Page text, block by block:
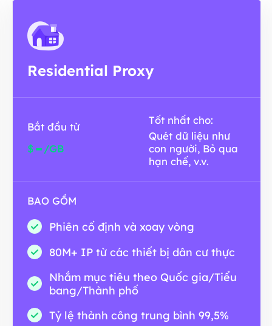
Residential Proxy
Bắt đầu từ
$- /GB
Tốt nhất cho:
Quét dữ liệu như
con người, Bỏ qua
hạn chế, v.v.
BAO GỒM
Phiên cố định và xoay vòng
80M+ IP từ các thiết bị dân cư thực
Nhắm mục tiêu theo Quốc gia/Tiểu
bang/Thành phố
Tỷ lệ thành công trung bình 99,5%